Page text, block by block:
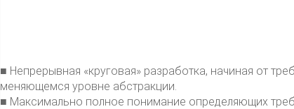
■ Непрерывная «круговая» разработка, начиная от
меняющемся уровне абстракции.
■ Максимально полное понимание определяющих